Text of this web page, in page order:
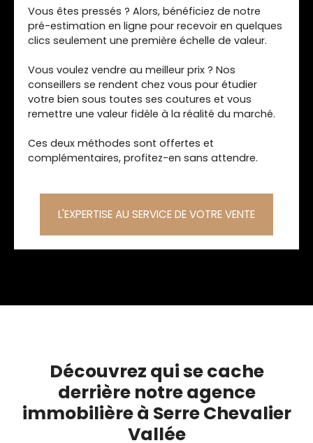
Vous êtes pressés ? Alors, bénéficiez de notre
pré-estimation en ligne pour recevoir en quelques
clics seulement une première échelle de valeur.
Vous voulez vendre au meilleur prix ? Nos
conseillers se rendent chez vous pour étudier
votre bien sous toutes ses coutures et vous
remettre une valeur fidèle à la réalité du marché.
Ces deux méthodes sont offertes et
complémentaires, profitez-en sans attendre.
L'EXPERTISE AU SERVICE DE VOTRE VENTE
Découvrez qui se cache
derrière notre agence
immobilière à Serre Chevalier
Vallée